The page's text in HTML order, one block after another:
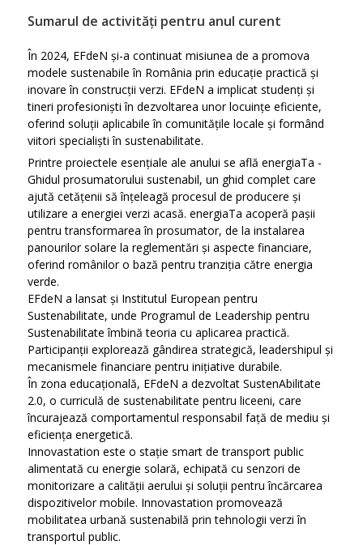
Sumarul de activități pentru anul curent
În 2024, EFdeN și-a continuat misiunea de a promova
modele sustenabile în România prin educație practică și
inovare în construcții verzi. EFdeN a implicat studenți și
tineri profesioniști în dezvoltarea unor locuințe eficiente,
oferind soluții aplicabile în comunitățile locale și formând
viitori specialiști în sustenabilitate.
Printre proiectele esențiale ale anului se află energiaTa -
Ghidul prosumatorului sustenabil, un ghid complet care
ajută cetățenii să înțeleagă procesul de producere și
utilizare a energiei verzi acasă. energiaTa acoperă pașii
pentru transformarea în prosumator, de la instalarea
panourilor solare la reglementări și aspecte financiare,
oferind românilor o bază pentru tranziția către energia
verde.
EFdeN a lansat și Institutul European pentru
Sustenabilitate, unde Programul de Leadership pentru
Sustenabilitate îmbină teoria cu aplicarea practică.
Participanții explorează gândirea strategică, leadershipul și
mecanismele financiare pentru inițiative durabile.
În zona educațională, EFdeN a dezvoltat SustenAbilitate
2.0, o curriculă de sustenabilitate pentru liceeni, care
încurajează comportamentul responsabil față de mediu și
eficiența energetică.
Innovastation este o stație smart de transport public
alimentată cu energie solară, echipată cu senzori de
monitorizare a calității aerului și soluții pentru încărcarea
dispozitivelor mobile. Innovastation promovează
mobilitatea urbană sustenabilă prin tehnologii verzi în
transportul public.